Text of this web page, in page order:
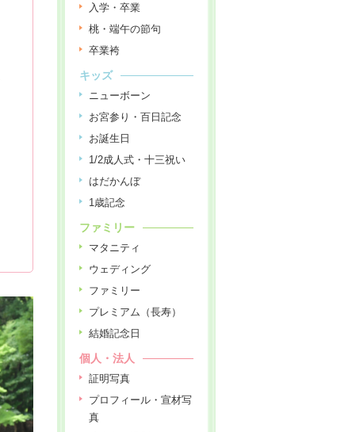
入学・卒業
桃・端午の節句
卒業袴
キッズ
ニューボーン
お宮参り・百日記念
お誕生日
1/2成人式・十三祝い
はだかんぼ
1歳記念
ファミリー
マタニティ
ウェディング
ファミリー
プレミアム（長寿）
結婚記念日
個人・法人
証明写真
プロフィール・宣材写
真